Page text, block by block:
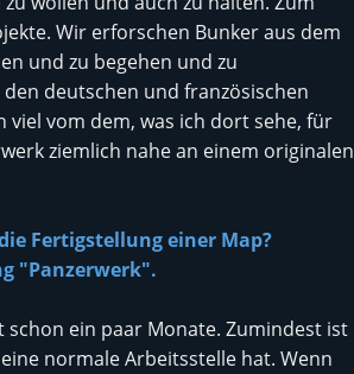
Wir erforschen Bunker aus dem
und zu begehen und zu
deutschen und französischen
vom dem, was ich dort sehe, für
ziemlich nahe an einem originalen
Fertigstellung einer Map?
"Panzerwerk".
schon ein paar Monate. Zumindest ist
normale Arbeitsstelle hat. Wenn